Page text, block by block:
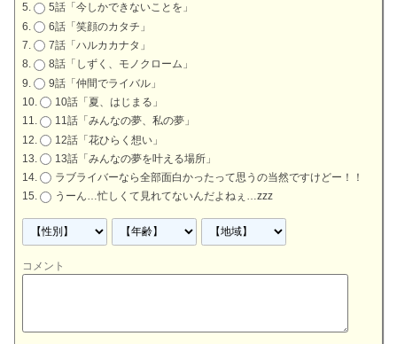
5話「今しかできないことを」
6話「笑顔のカタチ」
7話「ハルカカナタ」
8話「しずく、モノクローム」
9話「仲間でライバル」
10話「夏、はじまる」
11話「みんなの夢、私の夢」
12話「花ひらく想い」
13話「みんなの夢を叶える場所」
ラブライバーなら全部面白かったって思うの当然ですけどー！！
うーん…忙しくて見れてないんだよねぇ…zzz
コメント